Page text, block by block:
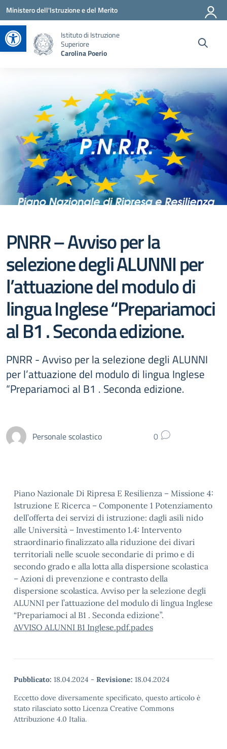
Apri la barra degli strumenti
Vai ai contenuti
Vai al menu di navigazione
Vai al footer
Ministero dell'Istruzione e del Merito
Istituto di Istruzione
Superiore
Carolina Poerio
PNRR – Avviso per la
selezione degli ALUNNI per
l’attuazione del modulo di
lingua Inglese “Prepariamoci
al B1 . Seconda edizione.
PNRR - Avviso per la selezione degli ALUNNI
per l’attuazione del modulo di lingua Inglese
“Prepariamoci al B1 . Seconda edizione.
Personale scolastico 0
Piano Nazionale Di Ripresa E Resilienza – Missione 4:
Istruzione E Ricerca – Componente 1 Potenziamento
dell’offerta dei servizi di istruzione: dagli asili nido
alle Università – Investimento 1.4: Intervento
straordinario finalizzato alla riduzione dei divari
territoriali nelle scuole secondarie di primo e di
secondo grado e alla lotta alla dispersione scolastica
– Azioni di prevenzione e contrasto della
dispersione scolastica. Avviso per la selezione degli
ALUNNI per l’attuazione del modulo di lingua Inglese
“Prepariamoci al B1 . Seconda edizione”.
AVVISO ALUNNI B1 Inglese.pdf.pades
Pubblicato: 18.04.2024 - Revisione: 18.04.2024
Eccetto dove diversamente specificato, questo articolo è
stato rilasciato sotto Licenza Creative Commons
Attribuzione 4.0 Italia.